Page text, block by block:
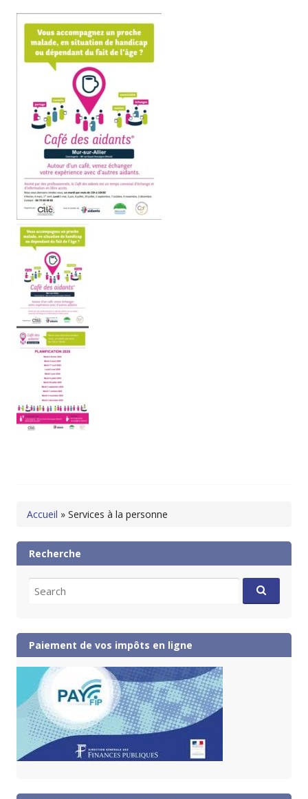
Accueil » Services à la personne
Recherche
for:
Paiement de vos impôts en ligne